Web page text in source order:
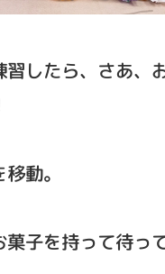
したら、さあ、
動。
子を持って待っ